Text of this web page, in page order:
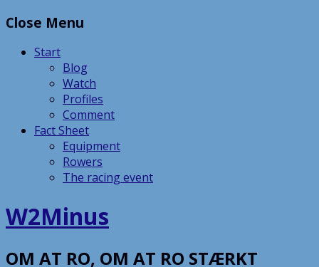
Skip
content
Close Menu
Start
Blog
Watch
Profiles
Comment
Fact Sheet
Equipment
Rowers
The racing event
W2Minus
OM AT RO, OM AT RO STÆRKT